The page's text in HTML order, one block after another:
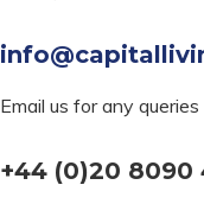
Email us for any queries
+44 (0)20 8090